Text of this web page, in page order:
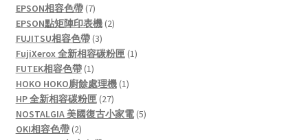
EPSON相容色帶 77
products
EPSON點矩陣印表機 22
FUJITSU相容色帶 33
products
FujiXerox 全新相容碳粉匣 11
FUTEK相容色帶 11
product
HOKO HOKO廚餘處理機 11
HP 全新相容碳粉匣 2727
products
NOSTALGIA 美國復古小家電 55
OKI相容色帶 22